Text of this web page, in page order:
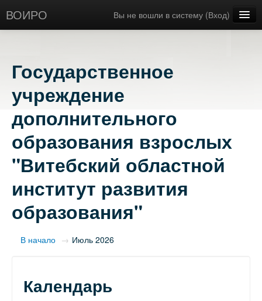
ВОИРО Вы не вошли в систему (Вход)
Государственное
учреждение
дополнительного
образования взрослых
"Витебский областной
институт развития
образования"
В начало → Июль 2026
Календарь